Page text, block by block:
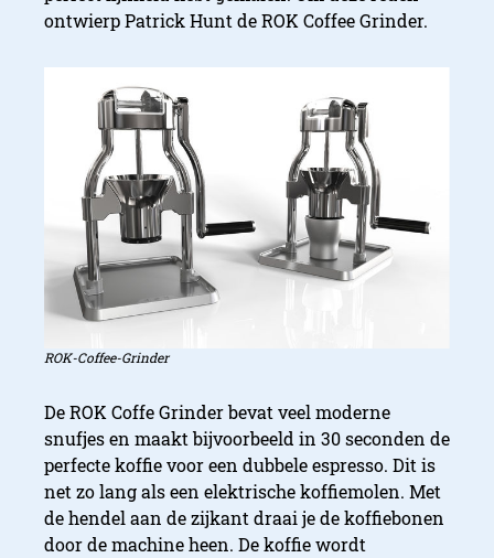
ontwierp Patrick Hunt de ROK Coffee Grinder.
ROK-Coffee-Grinder
De ROK Coffe Grinder bevat veel moderne
snufjes en maakt bijvoorbeeld in 30 seconden de
perfecte koffie voor een dubbele espresso. Dit is
net zo lang als een elektrische koffiemolen. Met
de hendel aan de zijkant draai je de koffiebonen
door de machine heen. De koffie wordt